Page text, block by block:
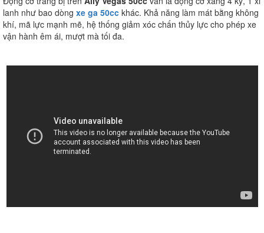
lanh như bao dòng xe ga 50cc khác. Khả năng làm mát bằng không
khí, mã lực mạnh mẽ, hệ thống giảm xóc chấn thủy lực cho phép xe
vận hành êm ái, mượt mà tối đa.